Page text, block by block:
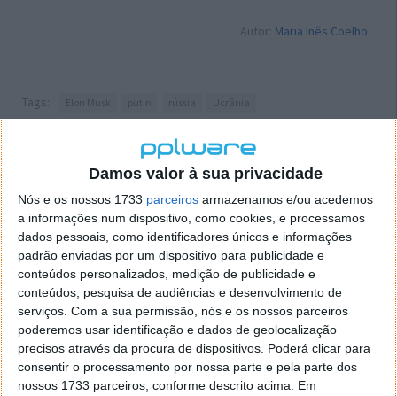
Damos valor à sua privacidade
Nós e os nossos 1733 parceiros armazenamos e/ou acedemos
a informações num dispositivo, como cookies, e processamos
dados pessoais, como identificadores únicos e informações
padrão enviadas por um dispositivo para publicidade e
conteúdos personalizados, medição de publicidade e
conteúdos, pesquisa de audiências e desenvolvimento de
serviços. Com a sua permissão, nós e os nossos parceiros
poderemos usar identificação e dados de geolocalização
precisos através da procura de dispositivos. Poderá clicar para
consentir o processamento por nossa parte e pela parte dos
nossos 1733 parceiros, conforme descrito acima. Em
Autor: Maria Inês Coelho
Tags:
PRÓXIMO ARTIGO
cresceram 78,5%
ARTIGO ANTERIOR
Hyundai e Kia recebem a patente Face Unlock. Sim, o
carro vai reconhecer o condutor